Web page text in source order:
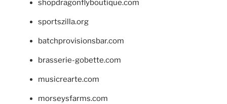
shopdragonflyboutique.com
sportszilla.org
batchprovisionsbar.com
brasserie-gobette.com
musicrearte.com
morseysfarms.com